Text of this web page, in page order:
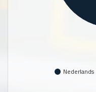
Nederlands